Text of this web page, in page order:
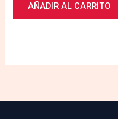
AÑADIR AL CARRITO